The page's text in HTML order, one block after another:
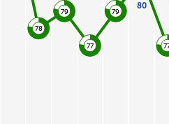
80
78
79
77
79